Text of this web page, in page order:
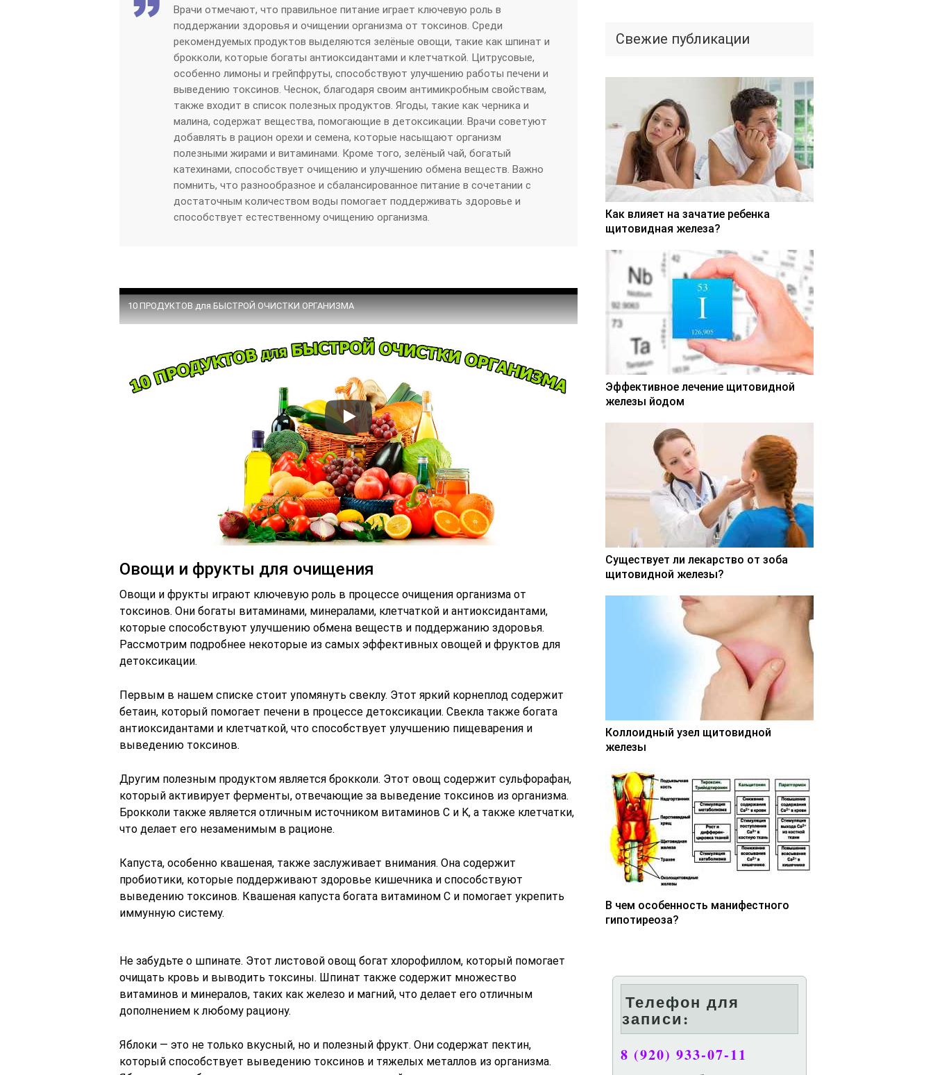
Врачи отмечают, что правильное питание играет ключевую роль в
поддержании здоровья и очищении организма от токсинов. Среди
рекомендуемых продуктов выделяются зелёные овощи, такие как шпинат и
брокколи, которые богаты антиоксидантами и клетчаткой. Цитрусовые,
особенно лимоны и грейпфруты, способствуют улучшению работы печени и
выведению токсинов. Чеснок, благодаря своим антимикробным свойствам,
также входит в список полезных продуктов. Ягоды, такие как черника и
малина, содержат вещества, помогающие в детоксикации. Врачи советуют
добавлять в рацион орехи и семена, которые насыщают организм
полезными жирами и витаминами. Кроме того, зелёный чай, богатый
катехинами, способствует очищению и улучшению обмена веществ. Важно
помнить, что разнообразное и сбалансированное питание в сочетании с
достаточным количеством воды помогает поддерживать здоровье и
способствует естественному очищению организма.
10 ПРОДУКТОВ для БЫСТРОЙ ОЧИСТКИ ОРГАНИЗМА
Овощи и фрукты для очищения
Овощи и фрукты играют ключевую роль в процессе очищения организма от
токсинов. Они богаты витаминами, минералами, клетчаткой и антиоксидантами,
которые способствуют улучшению обмена веществ и поддержанию здоровья.
Рассмотрим подробнее некоторые из самых эффективных овощей и фруктов для
детоксикации.
Первым в нашем списке стоит упомянуть свеклу. Этот яркий корнеплод содержит
бетаин, который помогает печени в процессе детоксикации. Свекла также богата
антиоксидантами и клетчаткой, что способствует улучшению пищеварения и
выведению токсинов.
Другим полезным продуктом является брокколи. Этот овощ содержит сульфорафан,
который активирует ферменты, отвечающие за выведение токсинов из организма.
Брокколи также является отличным источником витаминов C и K, а также клетчатки,
что делает его незаменимым в рационе.
Капуста, особенно квашеная, также заслуживает внимания. Она содержит
пробиотики, которые поддерживают здоровье кишечника и способствуют
выведению токсинов. Квашеная капуста богата витамином C и помогает укрепить
иммунную систему.
Не забудьте о шпинате. Этот листовой овощ богат хлорофиллом, который помогает
очищать кровь и выводить токсины. Шпинат также содержит множество
витаминов и минералов, таких как железо и магний, что делает его отличным
дополнением к любому рациону.
Яблоки — это не только вкусный, но и полезный фрукт. Они содержат пектин,
который способствует выведению токсинов и тяжелых металлов из организма.
Свежие публикации
Как влияет на зачатие ребенка
щитовидная железа?
Эффективное лечение щитовидной
железы йодом
Существует ли лекарство от зоба
щитовидной железы?
Коллоидный узел щитовидной
железы
В чем особенность манифестного
гипотиреоза?
Телефон для
записи:
8 (920) 933-07-11